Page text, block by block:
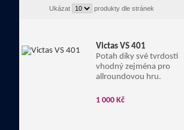
Ukázat produkty dle stránek
Victas VS 401
Potah díky své tvrdosti
vhodný zejména pro
allroundovou hru.
1 000 Kč